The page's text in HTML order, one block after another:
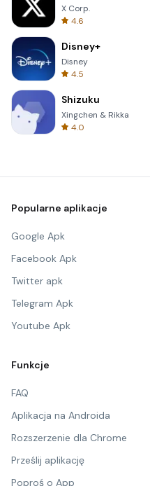
X Corp.
4.6
Disney+
Disney
4.5
Shizuku
Xingchen & Rikka
4.0
Popularne aplikacje
Google Apk
Facebook Apk
Twitter apk
Telegram Apk
Youtube Apk
Funkcje
FAQ
Aplikacja na Androida
Rozszerzenie dla Chrome
Prześlij aplikację
Poproś o App